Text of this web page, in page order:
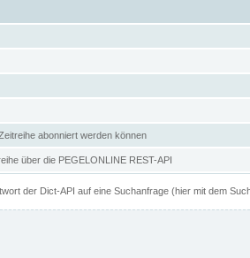
abonniert werden können
über die PEGELONLINE REST-API
der Dict-API auf eine Suchanfrage (hier mit dem